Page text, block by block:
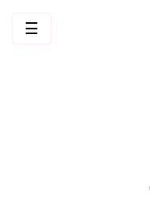
Navegación
☰